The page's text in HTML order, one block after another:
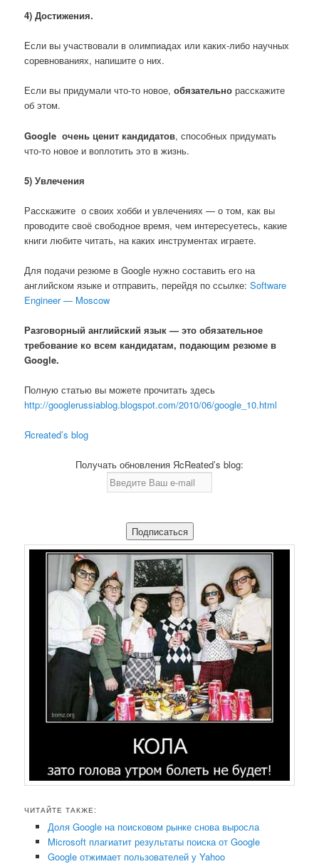
4) Достижения.
Если вы участвовали в олимпиадах или каких-либо научных
соревнованиях, напишите о них.
Если вы придумали что-то новое,обязательно расскажите
об этом.
Google очень ценит кандидатов, способных придумать
что-то новое и воплотить это в жизнь.
5) Увлечения
Расскажите о своих хобби и увлечениях — о том, как вы
проводите своё свободное время, чем интересуетесь, какие
книги любите читать, на каких инструментах играете.
Для подачи резюме в Google нужно составить его на
английском языке и отправить, перейдя по ссылке:Software
Engineer — Moscow
Разговорный английский язык — это обязательное
требование ко всем кандидатам, подающим резюме в
Google.
Полную статью вы можете прочитать здесь
http://googlerussiablog.blogspot.com/2010/06/google_10.html
Яcreated’s blog
Получать обновления ЯcReated’s blog:
ЧИТАЙТЕ ТАКЖЕ:
Доля Google на поисковом рынке снова выросла
Microsoft плагиатит результаты поиска от Google
Google отжимает пользователей у Yahoo